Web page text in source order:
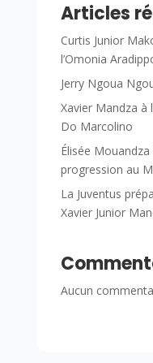
Articles
Curtis Junior
l’Omonia
Jerry Ngoua
Xavier Mandza à
Do Marcolino
Élisée
progression au
La Juventus
Xavier Junior
Aucun